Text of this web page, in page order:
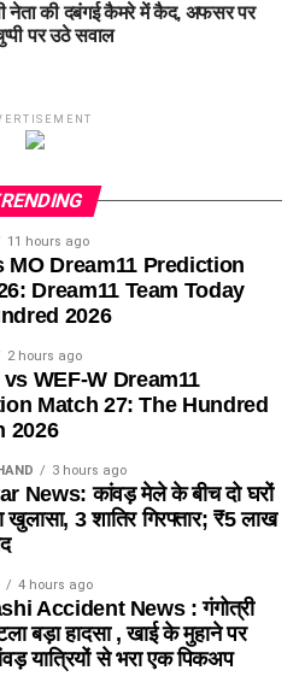
नेता की दबंगई कैमरे में कैद, अफसर पर
पर उठे सवाल
11 hours ago
MO Dream11 Prediction
Dream11 Team Today
2026
2 hours ago
WEF-W Dream11
Match 27: The Hundred
2026
3 hours ago
News: कांवड़ मेले के बीच दो घरों
खुलासा, 3 शातिर गिरफ्तार; ₹5 लाख
4 hours ago
Accident News : गंगोत्री
बड़ा हादसा , खाई के मुहाने पर
यात्रियों से भरा एक पिकअप